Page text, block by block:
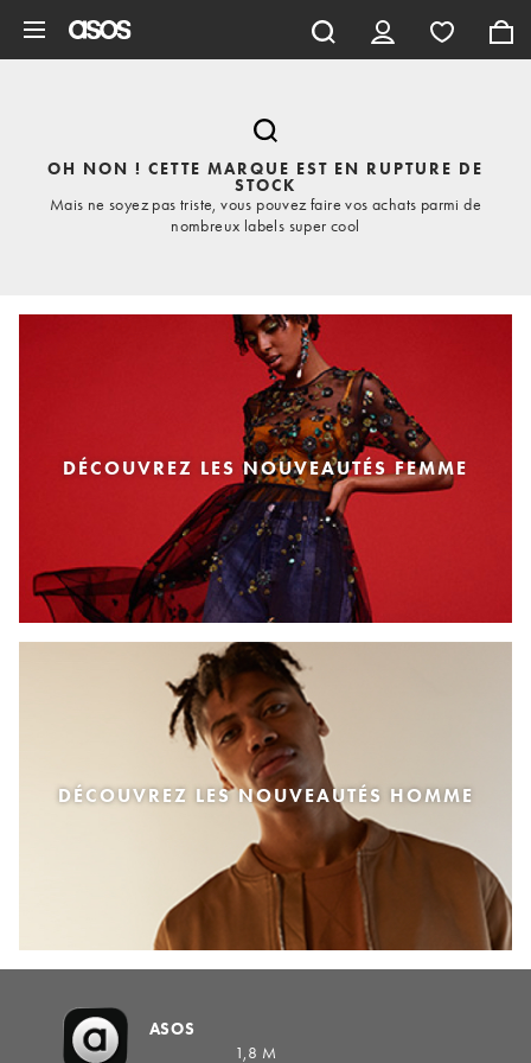
OH NON ! CETTE MARQUE EST EN RUPTURE DE
STOCK
Mais ne soyez pas triste, vous pouvez faire vos achats parmi de
nombreux labels super cool
DÉCOUVREZ LES NOUVEAUTÉS FEMME
DÉCOUVREZ LES NOUVEAUTÉS HOMME
ASOS
1,8 M